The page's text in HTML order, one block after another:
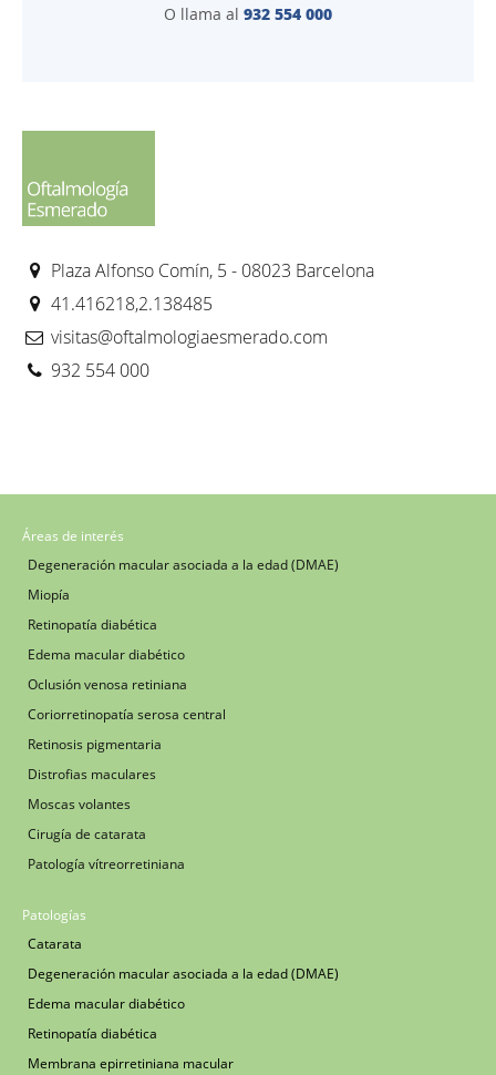
O llama al 932 554 000
Plaza Alfonso Comín, 5 - 08023 Barcelona
41.416218,2.138485
visitas@oftalmologiaesmerado.com
932 554 000
Áreas de interés
Degeneración macular asociada a la edad (DMAE)
Miopía
Retinopatía diabética
Edema macular diabético
Oclusión venosa retiniana
Coriorretinopatía serosa central
Retinosis pigmentaria
Distrofias maculares
Moscas volantes
Cirugía de catarata
Patología vítreorretiniana
Patologías
Catarata
Degeneración macular asociada a la edad (DMAE)
Edema macular diabético
Retinopatía diabética
Membrana epirretiniana macular